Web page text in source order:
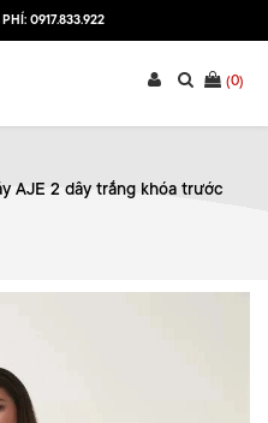
PHÍ: 0917.833.922
(0)
AJE 2 dây trắng khóa trước